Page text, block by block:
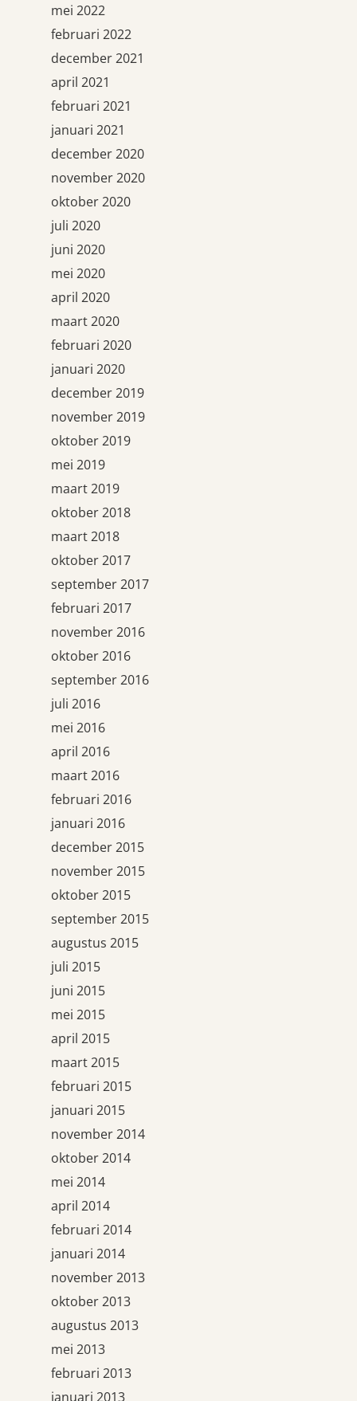
mei 2022
februari 2022
december 2021
april 2021
februari 2021
januari 2021
december 2020
november 2020
oktober 2020
juli 2020
juni 2020
mei 2020
april 2020
maart 2020
februari 2020
januari 2020
december 2019
november 2019
oktober 2019
mei 2019
maart 2019
oktober 2018
maart 2018
oktober 2017
september 2017
februari 2017
november 2016
oktober 2016
september 2016
juli 2016
mei 2016
april 2016
maart 2016
februari 2016
januari 2016
december 2015
november 2015
oktober 2015
september 2015
augustus 2015
juli 2015
juni 2015
mei 2015
april 2015
maart 2015
februari 2015
januari 2015
november 2014
oktober 2014
mei 2014
april 2014
februari 2014
januari 2014
november 2013
oktober 2013
augustus 2013
mei 2013
februari 2013
januari 2013